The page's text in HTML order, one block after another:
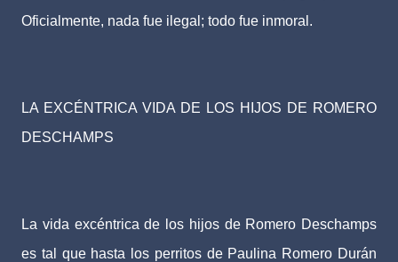
Oficialmente, nada fue ilegal; todo fue inmoral.
LA EXCÉNTRICA VIDA DE LOS HIJOS DE ROMERO
DESCHAMPS
La vida excéntrica de los hijos de Romero Deschamps
es tal que hasta los perritos de Paulina Romero Durán